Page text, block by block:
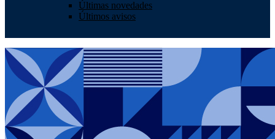
Últimas novedades
Últimos avisos